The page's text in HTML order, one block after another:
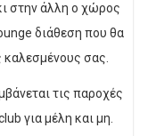
στην άλλη ο χώρος
διάθεση που θα
καλεσμένους σας.
τις παροχές
για μέλη και μη.